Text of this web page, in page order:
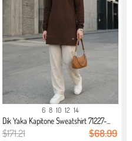
6 8 10 12 14
Dik Yaka Kapitone Sweatshirt 71227-...
$171.21 $68.99